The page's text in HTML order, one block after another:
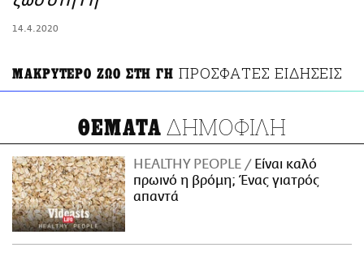
14.4.2020
ΜΑΚΡΥΤΕΡΟ ΖΩΟ ΣΤΗ ΓΗ ΠΡΟΣΦΑΤΕΣ ΕΙΔΗΣΕΙΣ
ΘΕΜΑΤΑ ΔΗΜΟΦΙΛΗ
HEALTHY PEOPLE
Είναι καλό
πρωινό η βρόμη; Ένας γιατρός
απαντά